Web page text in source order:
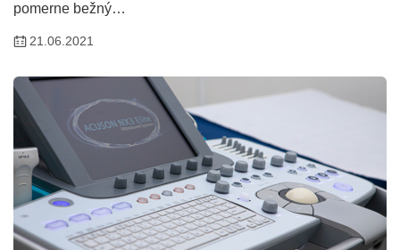
pomerne bežný…
21.06.2021